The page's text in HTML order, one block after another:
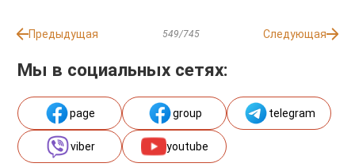
Предыдущая 549/745 Следующая
Мы в социальных сетях:
page group telegram
viber youtube